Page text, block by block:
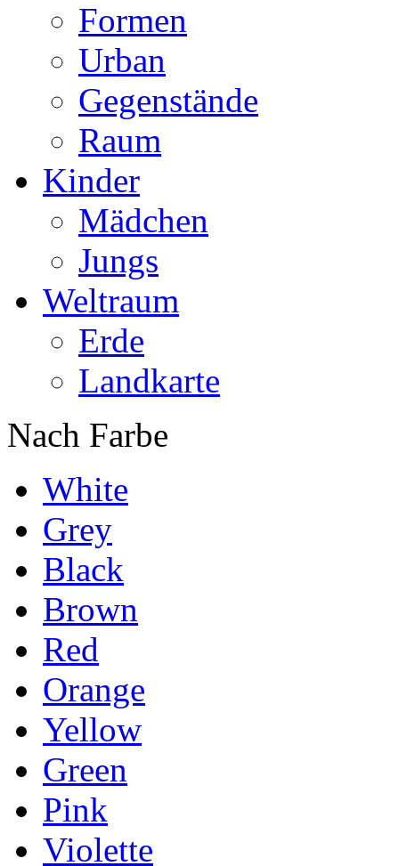
Formen
Urban
Gegenstände
Raum
Kinder
Mädchen
Jungs
Weltraum
Erde
Landkarte
Nach Farbe
White
Grey
Black
Brown
Red
Orange
Yellow
Green
Pink
Violette